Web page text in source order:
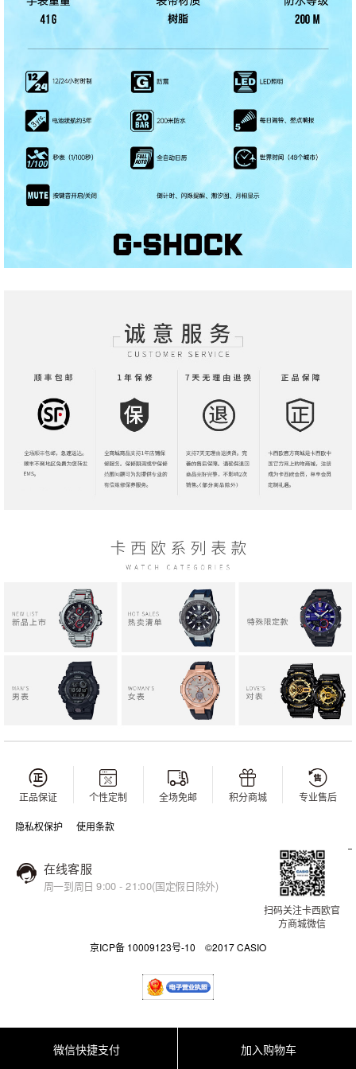
微信快捷支付 加入购物车
正品保证 个性定制 全场免邮 积分商城 专业售后
隐私权保护 使用条款
在线客服
周一到周日 9:00 - 21:00(国定假日除外)
扫码关注卡西欧官
方商城微信
京ICP备 10009123号-10 ©2017 CASIO